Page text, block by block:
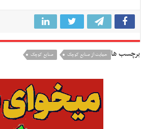
برچسب ها حمایت از صنایع کوچک صنایع کوچک